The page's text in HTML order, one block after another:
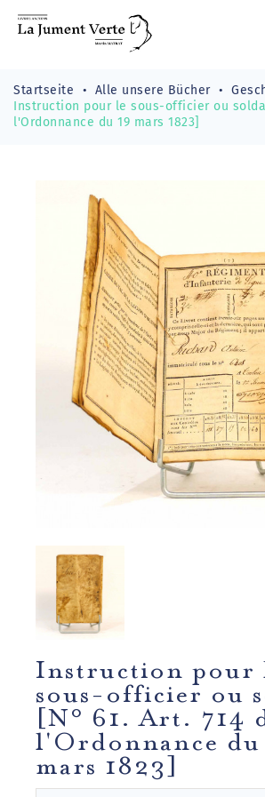
Startseite Alle unsere Bücher
Instruction pour le sous-officier ou
l'Ordonnance du 19 mars 1823]
Instruction pour
sous-officier ou
[N° 61. Art. 714
l'Ordonnance du
mars 1823]